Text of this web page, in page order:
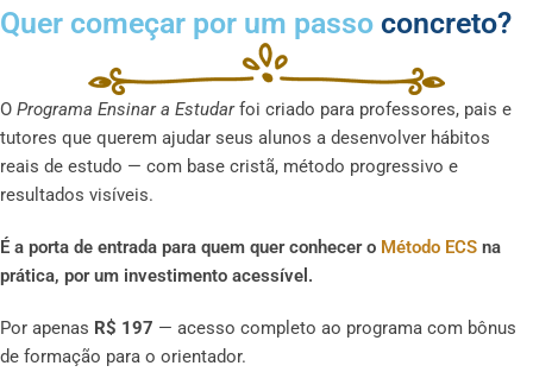
Quer começar por um passo concreto?
O Programa Ensinar a Estudarfoi criado para professores, pais e
tutores que querem ajudar seus alunos a desenvolver hábitos
reais de estudo — com base cristã, método progressivo e
resultados visíveis.
É a porta de entrada para quem quer conhecer o Método ECS na
prática, por um investimento acessível.
Por apenas R$ 197 — acesso completo ao programa com bônus
de formação para o orientador.